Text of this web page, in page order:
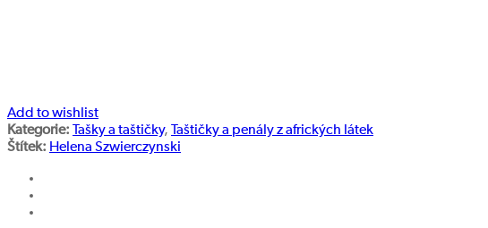
Add to wishlist
Kategorie:
Tašky a taštičky,
Taštičky a penály z afrických látek
Štítek: Helena Szwierczynski